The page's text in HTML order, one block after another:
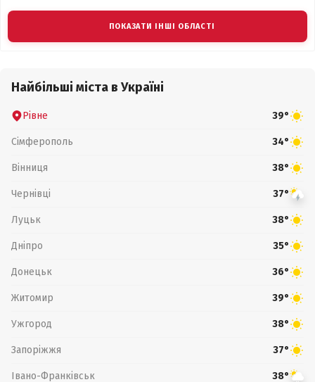
ПОКАЗАТИ ІНШІ ОБЛАСТІ
Найбільші міста в Україні
Рівне 39°
Сімферополь 34°
Вінниця 38°
Чернівці 37°
Луцьк 38°
Дніпро 35°
Донецьк 36°
Житомир 39°
Ужгород 38°
Запоріжжя 37°
Івано-Франківськ 38°